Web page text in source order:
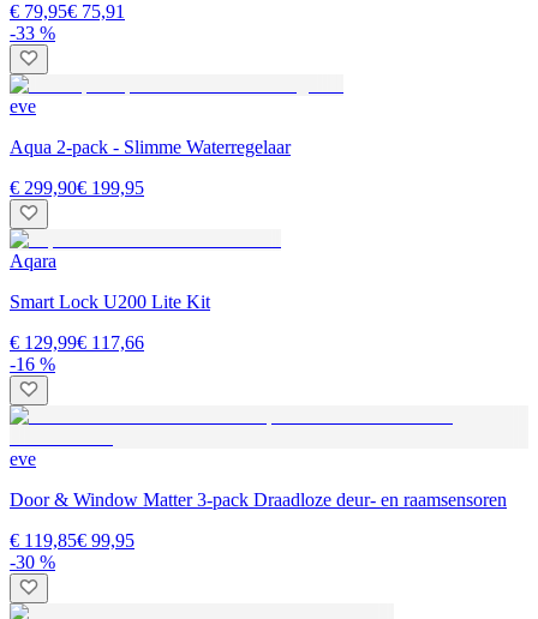
€ 79,95€ 75,91
-33 %
eve
Aqua 2-pack - Slimme Waterregelaar
€ 299,90€ 199,95
Aqara
Smart Lock U200 Lite Kit
€ 129,99€ 117,66
-16 %
eve
Door & Window Matter 3-pack Draadloze deur- en raamsensoren
€ 119,85€ 99,95
-30 %